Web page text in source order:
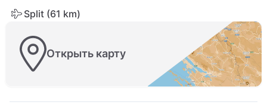
Split (61 km)
Открыть карту